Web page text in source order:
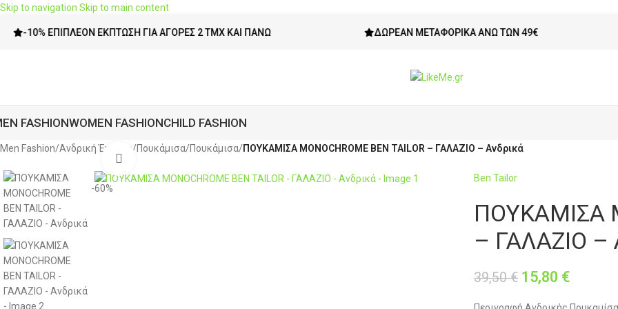
Skip to navigation Skip to main content
ΕΠΙΠΛΈΟΝ ΈΚΠΤΩΣΗ ΓΙΑ ΑΓΟΡΈΣ 2 ΤΜΧ ΚΑΙ ΠΆΝΩ ΔΩΡΕΆΝ ΜΕΤΑΦΟΡΙΚΆ ΆΝΩ ΤΩΝ 49€
FASHIONWOMEN FASHIONCHILD FASHION
Men Fashion/Ανδρική Ένδυση/Πουκάμισα/Πουκάμισα/ΠΟΥΚΑΜΙΣΑ MONOCHROME BEN TAILOR – ΓΑΛΑΖΙΟ – Ανδρικά
-60%
Ben Tailor
ΠΟΥΚΑΜΙΣΑ
– ΓΑΛΑΖΙΟ –
39,50€ 15,80 €